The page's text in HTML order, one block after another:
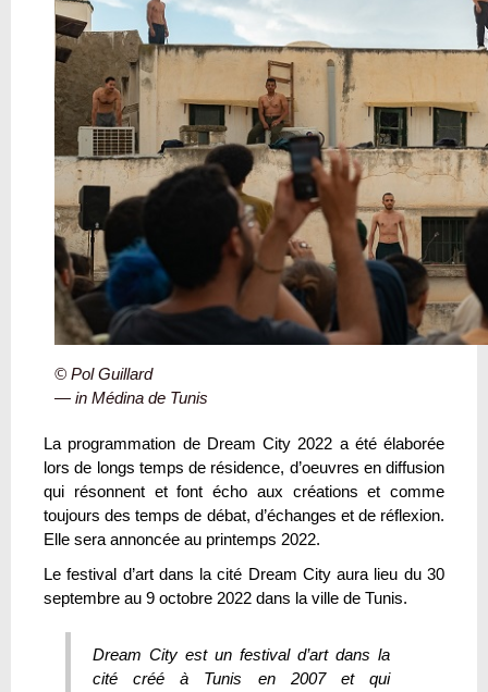
© Pol Guillard
— in Médina de Tunis
La programmation de Dream City 2022 a été élaborée
lors de longs temps de résidence, d’oeuvres en diffusion
qui résonnent et font écho aux créations et comme
toujours des temps de débat, d’échanges et de réflexion.
Elle sera annoncée au printemps 2022.
Le festival d’art dans la cité Dream City aura lieu du 30
septembre au 9 octobre 2022 dans la ville de Tunis.
Dream City est un festival d’art dans la
cité créé à Tunis en 2007 et qui